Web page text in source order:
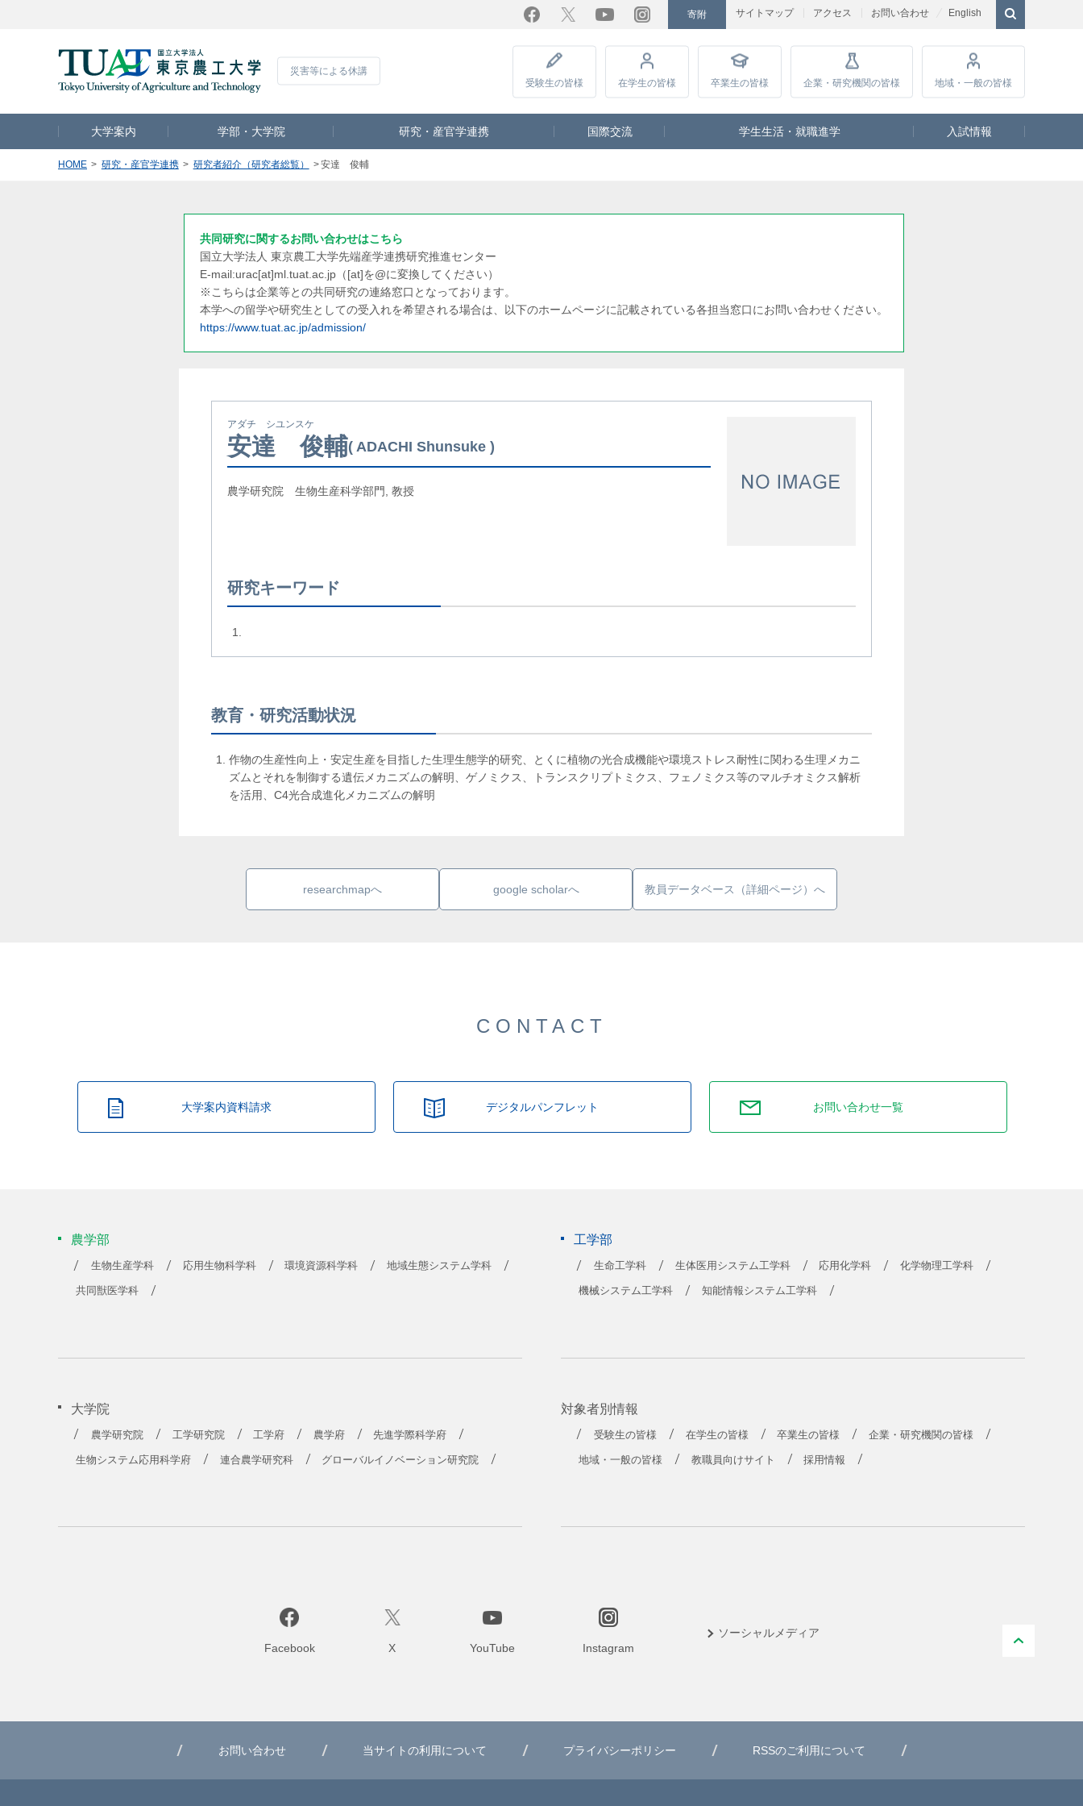
サイトマップ アクセス お問い合わせ
寄附 English
Facebook Twitter YouTube Instagram
災害等による休講
受験生の皆様 在学生の皆様 卒業生の皆様 企業・研究機関の皆様 地域・一般の皆様
大学案内 学部・大学院 研究・産官学連携 国際交流 学生生活・就職進学 入試情報
HOME 研究・産官学連携 研究者紹介（研究者総覧） 安達 俊輔
共同研究に関するお問い合わせはこちら
国立大学法人 東京農工大学先端産学連携研究推進センター
E-mail:urac[at]ml.tuat.ac.jp （[at]を@に変換してください）
※こちらは企業等との共同研究の連絡窓口となっております。
本学への留学や研究生としての受入れを希望される場合は、以下のホームページに記載されている各担当窓口にお問い合わせください。
https://www.tuat.ac.jp/admission/
安達 俊輔
アダチ シユンスケ
ADACHI Shunsuke
農学研究院 生物生産科学部門, 教授
研究キーワード
教育・研究活動状況
作物の生産性向上・安定生産を目指した生理生態学的研究、とくに植物の光合成機能や環境ストレス耐性に関わる生理メカニ
ズムとそれを制御する遺伝メカニズムの解明、ゲノミクス、トランスクリプトミクス、フェノミクス等のマルチオミクス解析
を活用、C4光合成進化メカニズムの解明
researchmapへ google scholarへ 教員データベース（詳細ページ）へ
CONTACT
大学案内資料請求 デジタルパンフレット お問い合わせ一覧
農学部
生物生産学科 応用生物科学科 環境資源科学科 地域生態システム学科
共同獣医学科
工学部
生命工学科 生体医用システム工学科 応用化学科 化学物理工学科
機械システム工学科 知能情報システム工学科
大学院
農学研究院 工学研究院 工学府 農学府 先進学際科学府
生物システム応用科学府 連合農学研究科 グローバルイノベーション研究院
対象者別情報
受験生の皆様 在学生の皆様 卒業生の皆様 企業・研究機関の皆様
地域・一般の皆様 教職員向けサイト 採用情報
Facebook
X YouTube Instagram
ソーシャルメディア
お問い合わせ 当サイトの利用について プライバシーポリシー RSSのご利用について